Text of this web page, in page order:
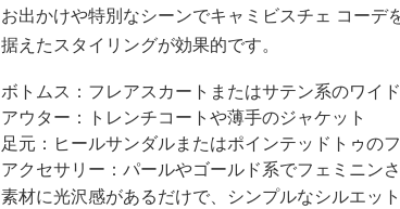
お出かけや特別なシーンでキャミビスチェ コーデ
据えたスタイリングが効果的です。
ボトムス：フレアスカートまたはサテン系のワイ
アウター：トレンチコートや薄手のジャケット
足元：ヒールサンダルまたはポインテッドトゥの
アクセサリー：パールやゴールド系でフェミニン
素材に光沢感があるだけで、シンプルなシルエッ